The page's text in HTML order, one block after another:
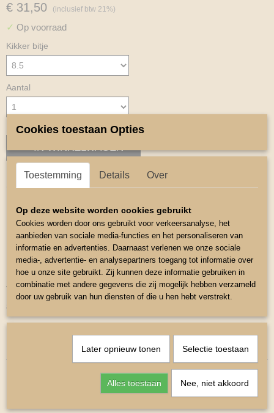
€ 31,50 (inclusief btw 21%)
✓ Op voorraad
Kikker bitje
Aantal
IN WINKELWAGEN
Omschrijving
Mini Kikker bitje voor de kleine paardjes
Matriaal : rvs
Dikte van de stang is ca:10mm,
Inc: kinketing
verkrijgbaar in de maten
8.5 9.5 10.5
Cookies toestaan Opties
Toestemming Details Over
Op deze website worden cookies gebruikt
Cookies worden door ons gebruikt voor verkeersanalyse, het
aanbieden van sociale media-functies en het personaliseren van
informatie en advertenties. Daarnaast verlenen we onze sociale
media-, advertentie- en analysepartners toegang tot informatie over
hoe u onze site gebruikt. Zij kunnen deze informatie gebruiken in
combinatie met andere gegevens die zij mogelijk hebben verzameld
door uw gebruik van hun diensten of die u hen hebt verstrekt.
Later opnieuw tonen Selectie toestaan
Alles toestaan Nee, niet akkoord